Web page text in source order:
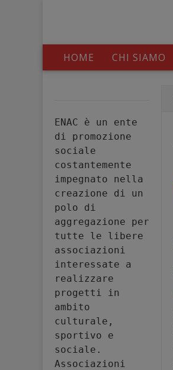
HOME CHI SIAMO
ENAC è un ente
di promozione
sociale
costantemente
impegnato nella
creazione di un
polo di
aggregazione per
tutte le libere
associazioni
interessate a
realizzare
progetti in
ambito
culturale,
sportivo e
sociale.
Associazioni